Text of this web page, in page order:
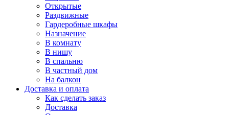
Открытые
Раздвижные
Гардеробные шкафы
Назначение
В комнату
В нишу
В спальню
В частный дом
На балкон
Доставка и оплата
Как сделать заказ
Доставка